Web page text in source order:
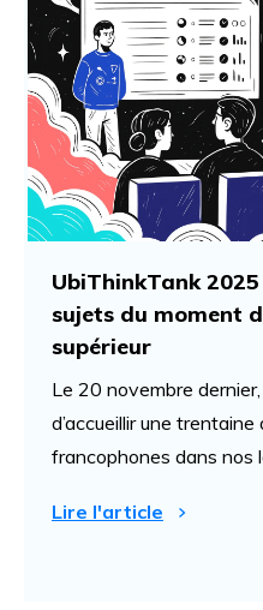
UbiThinkTank
sujets du moment
supérieur
Le 20 novembre
d’accueillir une
francophones dans nos
Lire l'article